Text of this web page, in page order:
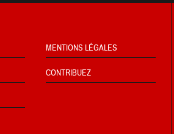
MENTIONS LÉGALES
CONTRIBUEZ